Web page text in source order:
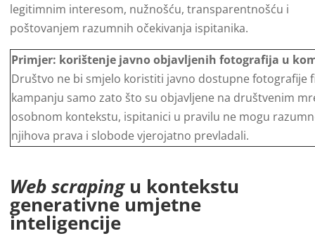
legitimnim interesom, nužnošću, transparentnošću i
poštovanjem razumnih očekivanja ispitanika.
Primjer: korištenje javno objavljenih fotografija u
Društvo ne bi smjelo koristiti javno dostupne fotografije
kampanju samo zato što su objavljene na društvenim
osobnom kontekstu, ispitanici u pravilu ne mogu
njihova prava i slobode vjerojatno prevladali.
Web scrapingu kontekstu
generativne umjetne
inteligencije